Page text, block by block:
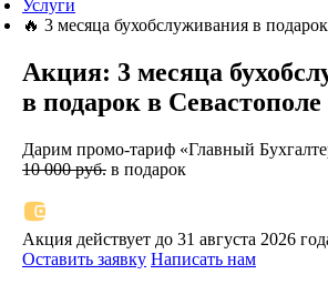
Услуги
🔥 3 месяца бухобслуживания в подарок
Акция: 3 месяца
в подарок в Севастополе
Дарим промо-тариф «Главный
10 000 руб. в подарок
Акция действует до 31 августа 2026
Оставить заявку Написать нам